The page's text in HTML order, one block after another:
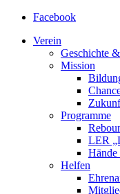
Facebook
Verein
Geschichte
Mission
Programme
LER
Hände
Helfen